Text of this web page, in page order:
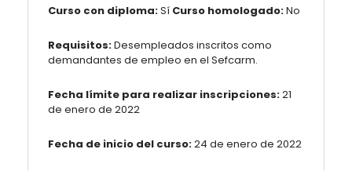
Curso con diploma:Sí Curso homologado:No
Requisitos:Desempleados inscritos como
demandantes de empleo en el Sefcarm.
Fecha límite para realizar inscripciones:21
de enero de 2022
Fecha de inicio del curso:24 de enero de 2022